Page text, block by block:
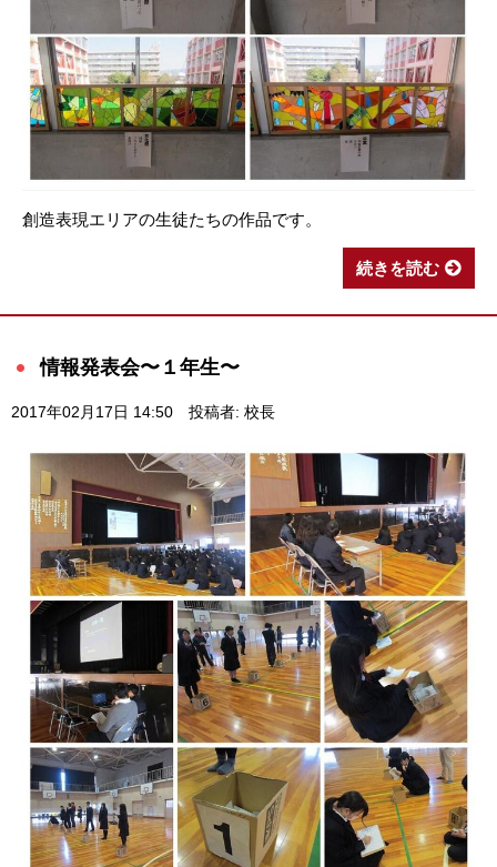
創造表現エリアの生徒たちの作品です。
続きを読む
情報発表会〜１年生〜
2017年02月17日 14:50 投稿者: 校長